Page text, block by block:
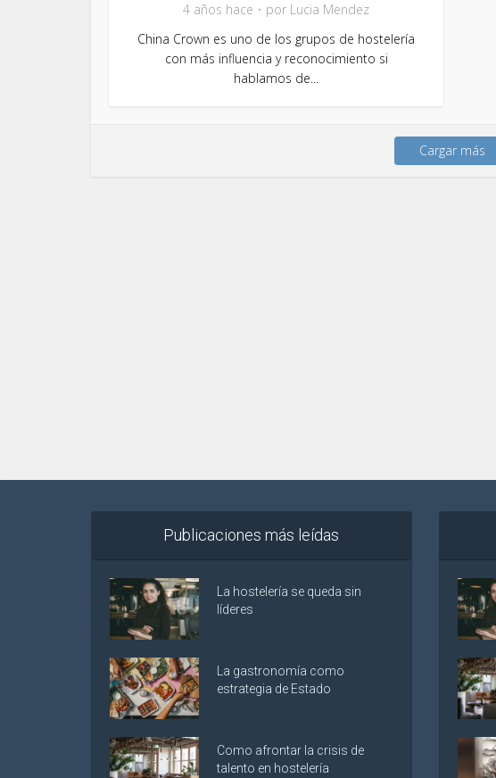
4 años hace por Lucia Mendez
China Crown es uno de los grupos de hostelería
con más influencia y reconocimiento si
hablamos de...
Cargar más
Publicaciones más leídas
La hostelería se queda sin
líderes
La gastronomía como
estrategia de Estado
Como afrontar la crisis de
talento en hostelería